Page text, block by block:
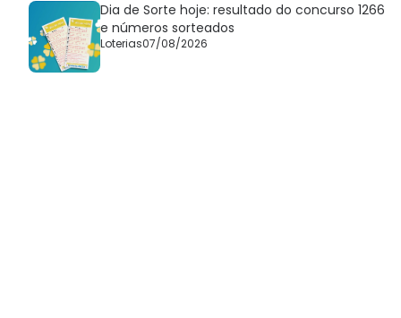
Dia de Sorte hoje: resultado do concurso 1266
e números sorteados
Loterias07/08/2026